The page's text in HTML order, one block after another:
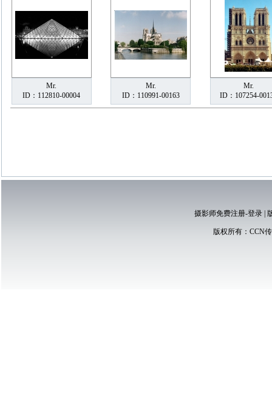
Mr.
ID：112810-00004
Mr.
ID：110991-00163
Mr.
ID：107254-
摄影师免费注册-登录|
版权所有： CCN